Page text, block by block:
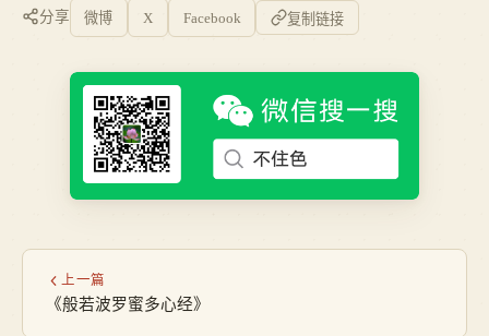
分享 微博 X Facebook 复制链接
上一篇
《般若波罗蜜多心经》